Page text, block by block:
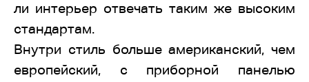
ли интерьер отвечать таким же высоким
стандартам.
Внутри стиль больше американский, чем
европейский, с приборной панелью